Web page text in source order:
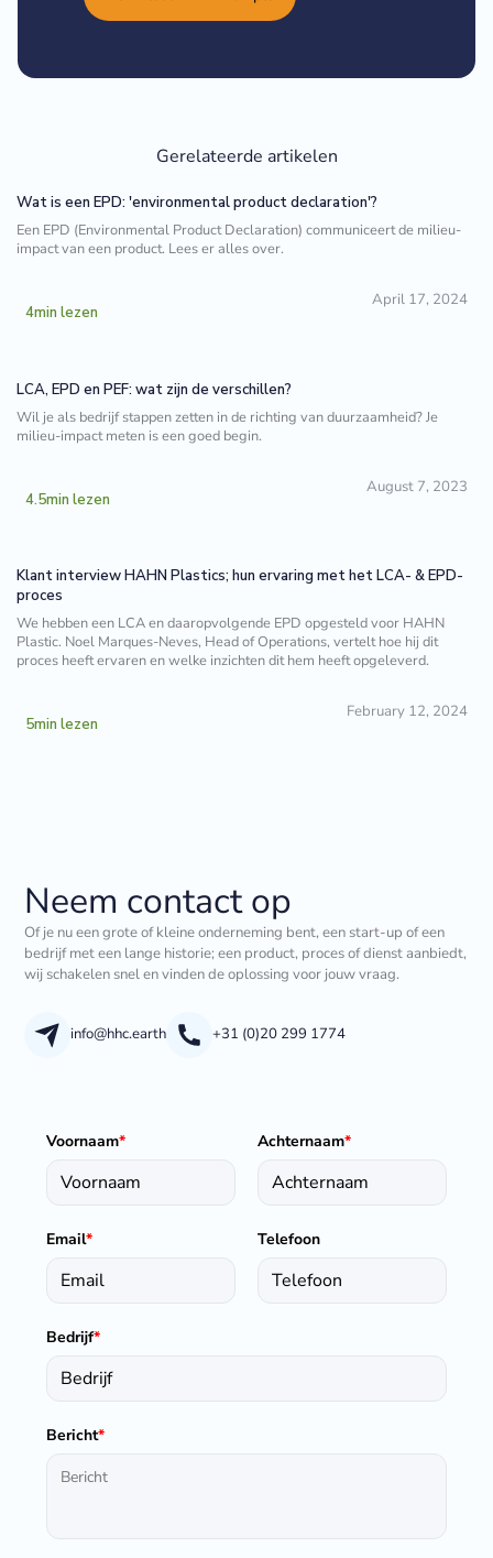
Gerelateerde artikelen
Wat is een EPD: 'environmental product declaration'?
Een EPD (Environmental Product Declaration) communiceert de milieu-
impact van een product. Lees er alles over.
4min lezen
April 17, 2024
LCA, EPD en PEF: wat zijn de verschillen?
Wil je als bedrijf stappen zetten in de richting van duurzaamheid? Je
milieu-impact meten is een goed begin.
4.5min lezen
August 7, 2023
Klant interview HAHN Plastics; hun ervaring met het LCA- & EPD-
proces
We hebben een LCA en daaropvolgende EPD opgesteld voor HAHN
Plastic. Noel Marques-Neves, Head of Operations, vertelt hoe hij dit
proces heeft ervaren en welke inzichten dit hem heeft opgeleverd.
5min lezen
February 12, 2024
Neem contact op
Of je nu een grote of kleine onderneming bent, een start-up of een
bedrijf met een lange historie; een product, proces of dienst aanbiedt,
wij schakelen snel en vinden de oplossing voor jouw vraag.
info@hhc.earth +31 (0)20 299 1774
Voornaam* Achternaam*
Email* Telefoon
Bedrijf*
Bericht*